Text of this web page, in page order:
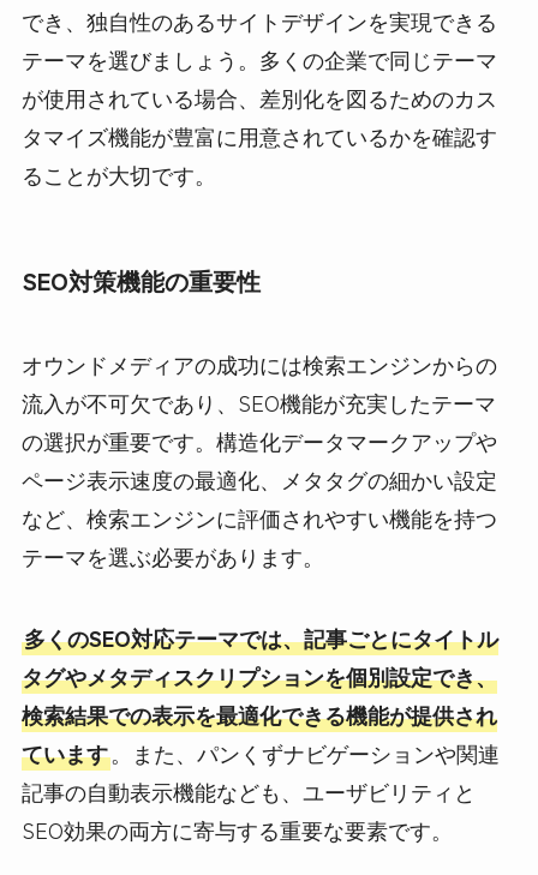
でき、独自性のあるサイトデザインを実現できる
テーマを選びましょう。多くの企業で同じテーマ
が使用されている場合、差別化を図るためのカス
タマイズ機能が豊富に用意されているかを確認す
ることが大切です。
SEO対策機能の重要性
オウンドメディアの成功には検索エンジンからの
流入が不可欠であり、SEO機能が充実したテーマ
の選択が重要です。構造化データマークアップや
ページ表示速度の最適化、メタタグの細かい設定
など、検索エンジンに評価されやすい機能を持つ
テーマを選ぶ必要があります。
多くのSEO対応テーマでは、記事ごとにタイトル
タグやメタディスクリプションを個別設定でき、
検索結果での表示を最適化できる機能が提供され
ています。また、パンくずナビゲーションや関連
記事の自動表示機能なども、ユーザビリティと
SEO効果の両方に寄与する重要な要素です。